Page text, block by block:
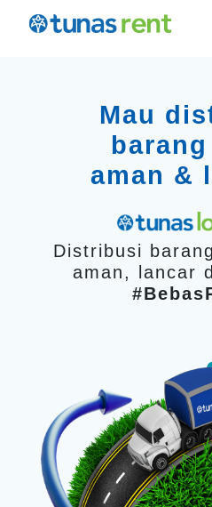
Mau
aman &
Distribusi
aman, lancar